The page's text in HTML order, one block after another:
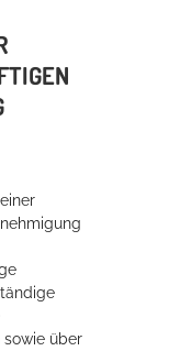
sowie über